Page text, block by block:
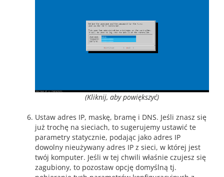
(Kliknij, aby powiększyć)
Ustaw adres IP, maskę, bramę i DNS. Jeśli znasz się
już trochę na sieciach, to sugerujemy ustawić te
parametry statycznie, podając jako adres IP
dowolny nieużywany adres IP z sieci, w której jest
twój komputer. Jeśli w tej chwili właśnie czujesz się
zagubiony, to pozostaw opcję domyślną tj.